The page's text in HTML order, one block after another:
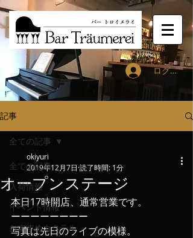
ログイン
記事
全ての記事
入荷情報
イベント情報
おすすめカクテル
全ての記事
オープンステージ
okiyuri
2019年12月7日 読了時間: 1分
本日17時開店、通常営業です。
ーーーーーーーー
写真は先日のライブの模様。